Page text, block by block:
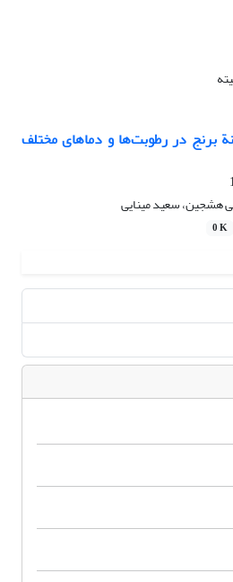
در رطوبت‌ها و دماهای مختلف
هشجین، سعید مینایی
0 K